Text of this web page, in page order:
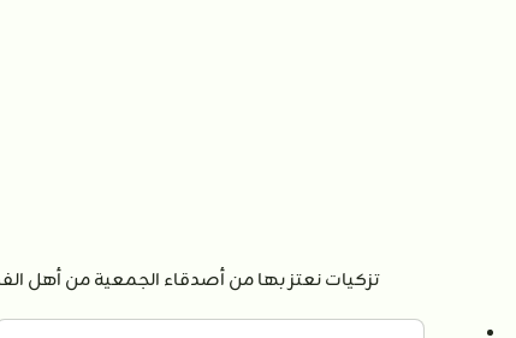
تزكيات نعتز بها من أصدقاء الجمعية من أهل